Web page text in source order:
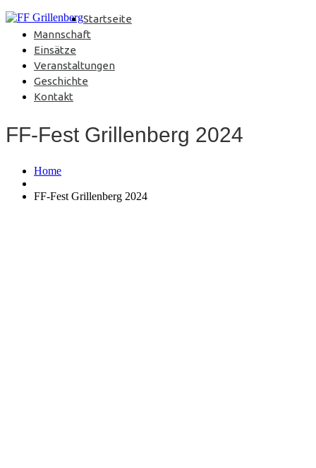
Startseite
Mannschaft
Einsätze
Veranstaltungen
Geschichte
Kontakt
FF-Fest Grillenberg 2024
Home
FF-Fest Grillenberg 2024